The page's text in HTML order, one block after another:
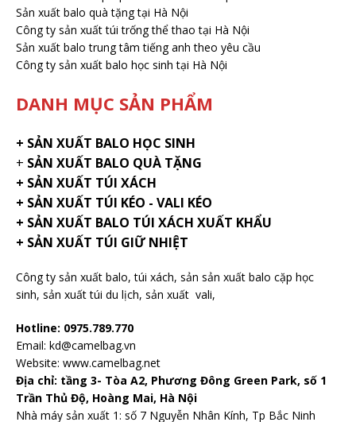
Sản xuất balo quà tặng tại Hà Nội
Công ty sản xuất túi trống thể thao tại Hà Nội
Sản xuất balo trung tâm tiếng anh theo yêu cầu
Công ty sản xuất balo học sinh tại Hà Nội
DANH MỤC SẢN PHẨM
+ SẢN XUẤT BALO HỌC SINH
+ SẢN XUẤT BALO QUÀ TẶNG
+ SẢN XUẤT TÚI XÁCH
+ SẢN XUẤT TÚI KÉO - VALI KÉO
+ SẢN XUẤT BALO TÚI XÁCH XUẤT KHẨU
+ SẢN XUẤT TÚI GIỮ NHIỆT
Công ty sản xuất balo, túi xách, sản sản xuất balo cặp học
sinh, sản xuất túi du lịch, sản xuất vali,
Hotline: 0975.789.770
Email: kd@camelbag.vn
Website: www.camelbag.net
Địa chỉ: tầng 3- Tòa A2, Phương Đông Green Park, số 1
Trần Thủ Độ, Hoàng Mai, Hà Nội
Nhà máy sản xuất 1: số 7 Nguyễn Nhân Kính, Tp Bắc Ninh